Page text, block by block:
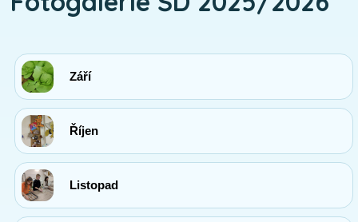
Září
Říjen
Listopad